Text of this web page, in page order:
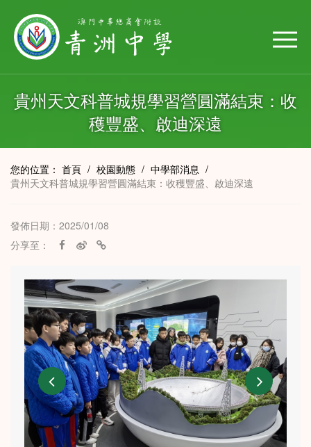
貴州天文科普城規學習營圓滿結束：收
穫豐盛、啟迪深遠
您的位置： 首頁 / 校園動態 / 中學部消息 /
貴州天文科普城規學習營圓滿結束：收穫豐盛、啟迪深遠
發佈日期：2025/01/08
分享至：